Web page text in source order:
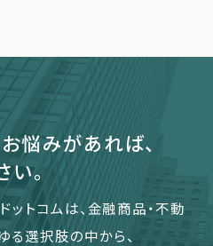
悩みがあれば、
。
ットコムは、金融商品・不動
る選択肢の中から、